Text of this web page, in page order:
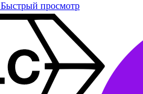
Быстрый просмотр